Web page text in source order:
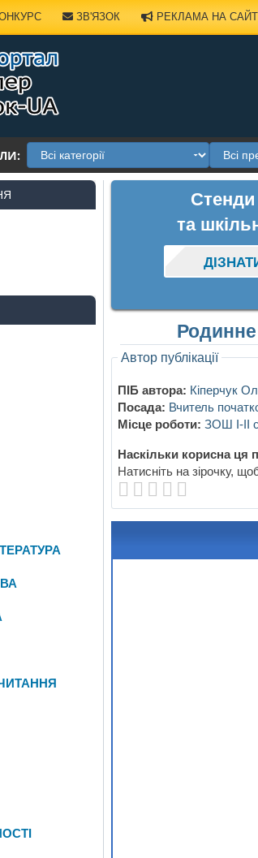
ЗВ'ЯЗОК РЕКЛАМА НА
та
Родинне
Автор публікації
ПІБ автора: Кіперчук
Посада: Вчитель
Місце роботи: ЗОШ І-ІІ
Наскільки корисна ця
Натисніть на зірочку,